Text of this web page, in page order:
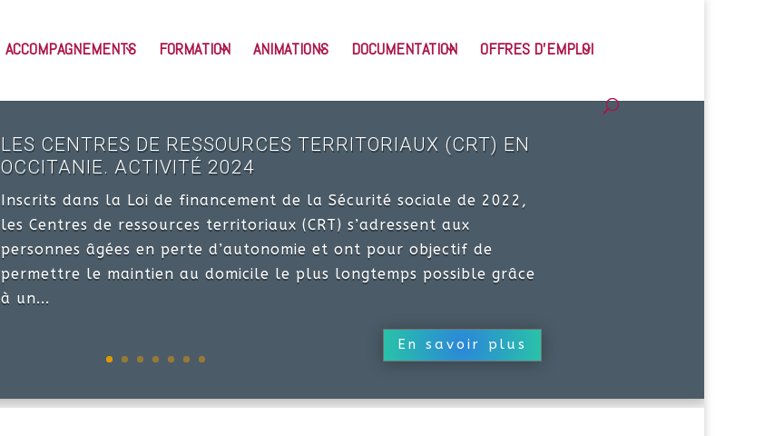
ACCOMPAGNEMENTS FORMATION ANIMATIONS DOCUMENTATION OFFRES D’EMPLOI
LES CENTRES DE RESSOURCES TERRITORIAUX (CRT) EN
OCCITANIE. ACTIVITÉ 2024
Inscrits dans la Loi de financement de la Sécurité sociale de 2022,
les Centres de ressources territoriaux (CRT) s’adressent aux
personnes âgées en perte d’autonomie et ont pour objectif de
permettre le maintien au domicile le plus longtemps possible grâce
à un...
En savoir plus